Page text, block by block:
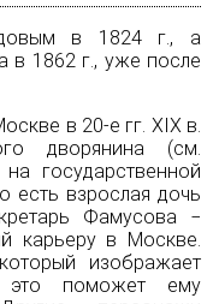
в 1824 г., а
в 1862 г., уже после
в 20-е гг. ХIХ в.
дворянина (см.
государственной
есть взрослая дочь
Фамусова −
карьеру в Москве.
изображает
это поможет ему